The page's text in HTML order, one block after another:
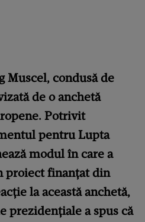
Muscel, condusă de
de o anchetă
Potrivit
pentru Lupta
modul în care a
proiect finanțat din
la această anchetă,
prezidențiale a spus că